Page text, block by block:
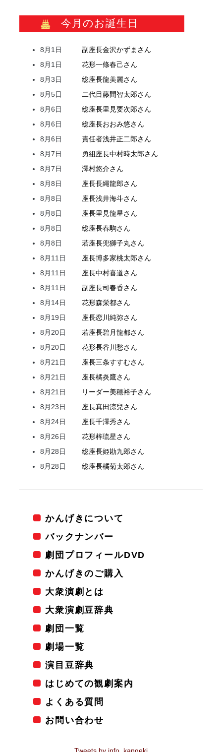
今月のお誕生日
8月1日 副座長金沢かずま さん
8月1日
花形一條春己さん
8月3日
総座長龍美麗さん
8月5日
二代目藤間智太郎さん
8月6日
総座長里見要次郎さん
8月6日
総座長おおみ悠さん
8月6日
責任者浅井正二郎さん
8月7日
勇組座長中村時太郎さん
8月7日
澤村悠介さん
8月8日
座長長縄龍郎さん
8月8日
座長浅井海斗さん
8月8日
座長里見龍星さん
8月8日
総座長春駒さん
8月8日
若座長兜獅子丸さん
8月11日
座長博多家桃太郎さん
8月11日
座長中村喜道さん
8月11日
副座長司春香さん
8月14日
花形森栄都さん
8月19日
座長恋川純弥さん
8月20日
若座長碧月龍都さん
8月20日
花形長谷川愁さん
8月21日
座長三条すすむさん
8月21日
座長橘炎鷹さん
8月21日
リーダー美穂裕子さん
8月23日
座長真田涼兒さん
8月24日
座長千澤秀さん
8月26日
花形梓琉星さん
8月28日
総座長姫勘九郎さん
8月28日
総座長橘菊太郎さん
かんげきについて
バックナンバー
劇団プロフィールDVD
かんげきのご購入
大衆演劇とは
大衆演劇豆辞典
劇団一覧
劇場一覧
演目豆辞典
はじめての観劇案内
よくある質問
お問い合わせ